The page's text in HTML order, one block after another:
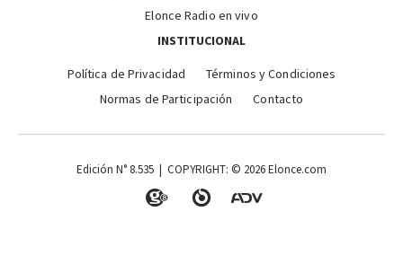
Elonce Radio en vivo
INSTITUCIONAL
Política de Privacidad
Términos y Condiciones
Normas de Participación
Contacto
Edición N° 8.535 | COPYRIGHT: © 2026 Elonce.com